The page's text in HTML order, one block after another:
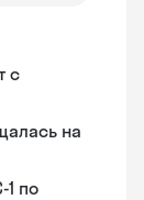
с
на
1 по